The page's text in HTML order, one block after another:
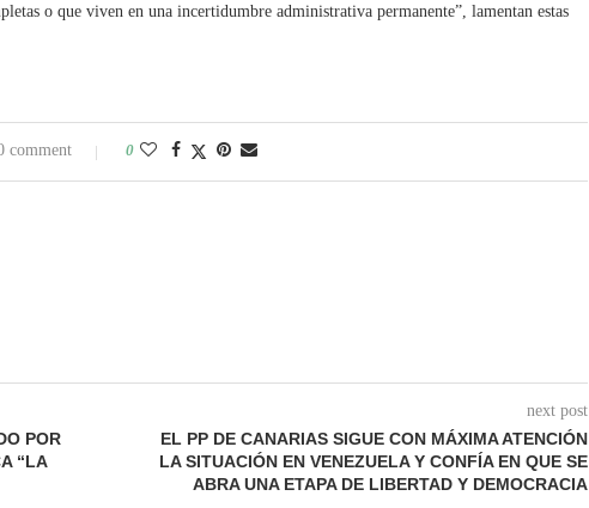
o que viven en una incertidumbre administrativa permanente”, lamentan estas
comment 0
POR
“LA
next post
EL PP DE CANARIAS SIGUE CON MÁXIMA ATENCIÓN
LA SITUACIÓN EN VENEZUELA Y CONFÍA EN QUE SE
ABRA UNA ETAPA DE LIBERTAD Y DEMOCRACIA